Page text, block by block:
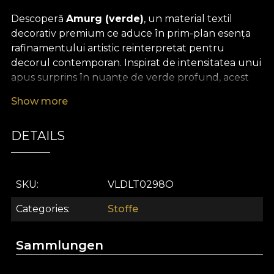
Descoperă Amurg (verde), un material textil
decorativ premium ce aduce în prim-plan esența
rafinamentului artistic reinterpretat pentru
decorul contemporan. Inspirat de intensitatea unui
apus surprins în nuanțe de verde profund, acest
artistică, transformând orice încăpere într-un
desenat de mână, vibrează prin accente sofisticate,
creând un efect statement și o atmosferă bogată,
Versatilitatea materialului Amurg (verde) îl face
alegerea ideală pentru orice proiect de design
interior. Poate fi utilizat cu ușurință pentru draperii
pernelor decorative sau pentru cuverturi și fețe de
Show more
DETAILS
SKU VLDLT0298O
Categories Stoffe
Sammlungen